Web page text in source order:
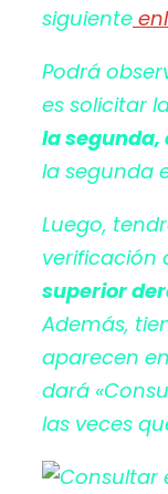
siguiente
Podrá
es solicitar
la
la segunda
Luego,
verificación
superior
Además,
aparecen
dará
las veces